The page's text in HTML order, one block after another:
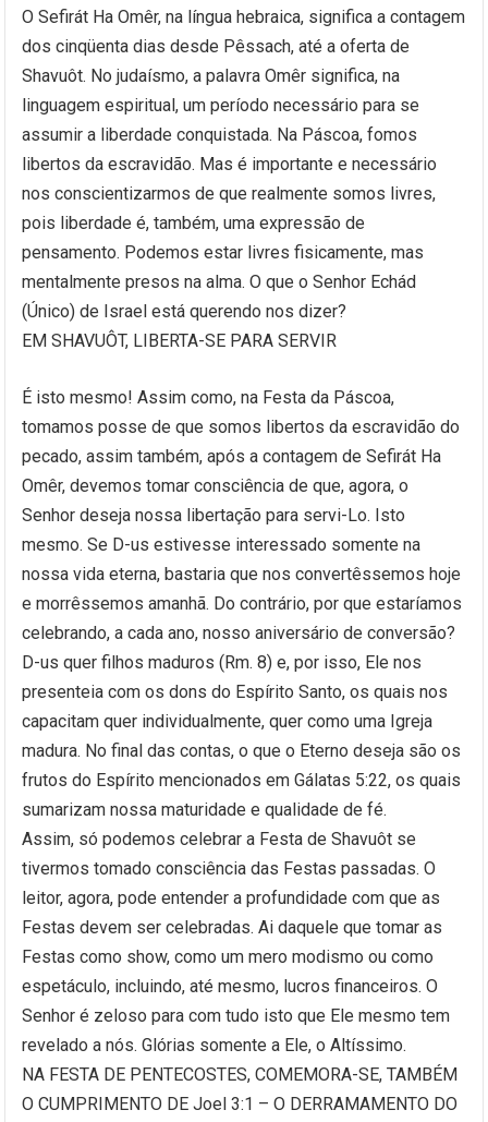
O Sefirát Ha Omêr, na língua hebraica, significa a contagem
dos cinqüenta dias desde Pêssach, até a oferta de
Shavuôt. No judaísmo, a palavra Omêr significa, na
linguagem espiritual, um período necessário para se
assumir a liberdade conquistada. Na Páscoa, fomos
libertos da escravidão. Mas é importante e necessário
nos conscientizarmos de que realmente somos livres,
pois liberdade é, também, uma expressão de
pensamento. Podemos estar livres fisicamente, mas
mentalmente presos na alma. O que o Senhor Echád
(Único) de Israel está querendo nos dizer?
EM SHAVUÔT, LIBERTA-SE PARA SERVIR
É isto mesmo! Assim como, na Festa da Páscoa,
tomamos posse de que somos libertos da escravidão do
pecado, assim também, após a contagem de Sefirát Ha
Omêr, devemos tomar consciência de que, agora, o
Senhor deseja nossa libertação para servi-Lo. Isto
mesmo. Se D-us estivesse interessado somente na
nossa vida eterna, bastaria que nos convertêssemos hoje
e morrêssemos amanhã. Do contrário, por que estaríamos
celebrando, a cada ano, nosso aniversário de conversão?
D-us quer filhos maduros (Rm. 8) e, por isso, Ele nos
presenteia com os dons do Espírito Santo, os quais nos
capacitam quer individualmente, quer como uma Igreja
madura. No final das contas, o que o Eterno deseja são os
frutos do Espírito mencionados em Gálatas 5:22, os quais
sumarizam nossa maturidade e qualidade de fé.
Assim, só podemos celebrar a Festa de Shavuôt se
tivermos tomado consciência das Festas passadas. O
leitor, agora, pode entender a profundidade com que as
Festas devem ser celebradas. Ai daquele que tomar as
Festas como show, como um mero modismo ou como
espetáculo, incluindo, até mesmo, lucros financeiros. O
Senhor é zeloso para com tudo isto que Ele mesmo tem
revelado a nós. Glórias somente a Ele, o Altíssimo.
NA FESTA DE PENTECOSTES, COMEMORA-SE, TAMBÉM
O CUMPRIMENTO DE Joel 3:1 – O DERRAMAMENTO DO